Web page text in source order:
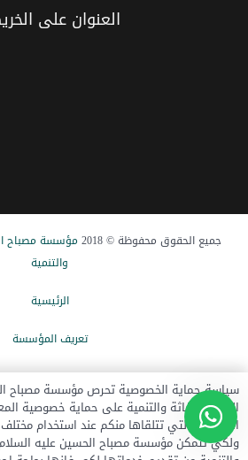
العنوان علی
جميع الحقوق محفوظة © 2018
مؤسسة مصباح
والتنمیة
الرئيسیة
تعریف المؤسسة
الاخبار
تبرع الآن
اتصل بنا
سياسة حماية الخصوصية تحرص مؤسسة مصباح
السلام للإغاثة والتنمية على حماية خصوصية
الشخصية التي تتلقاها منكم عند استخدام
ولكي تتمكن مؤسسة مصباح الحسين عليه السلام